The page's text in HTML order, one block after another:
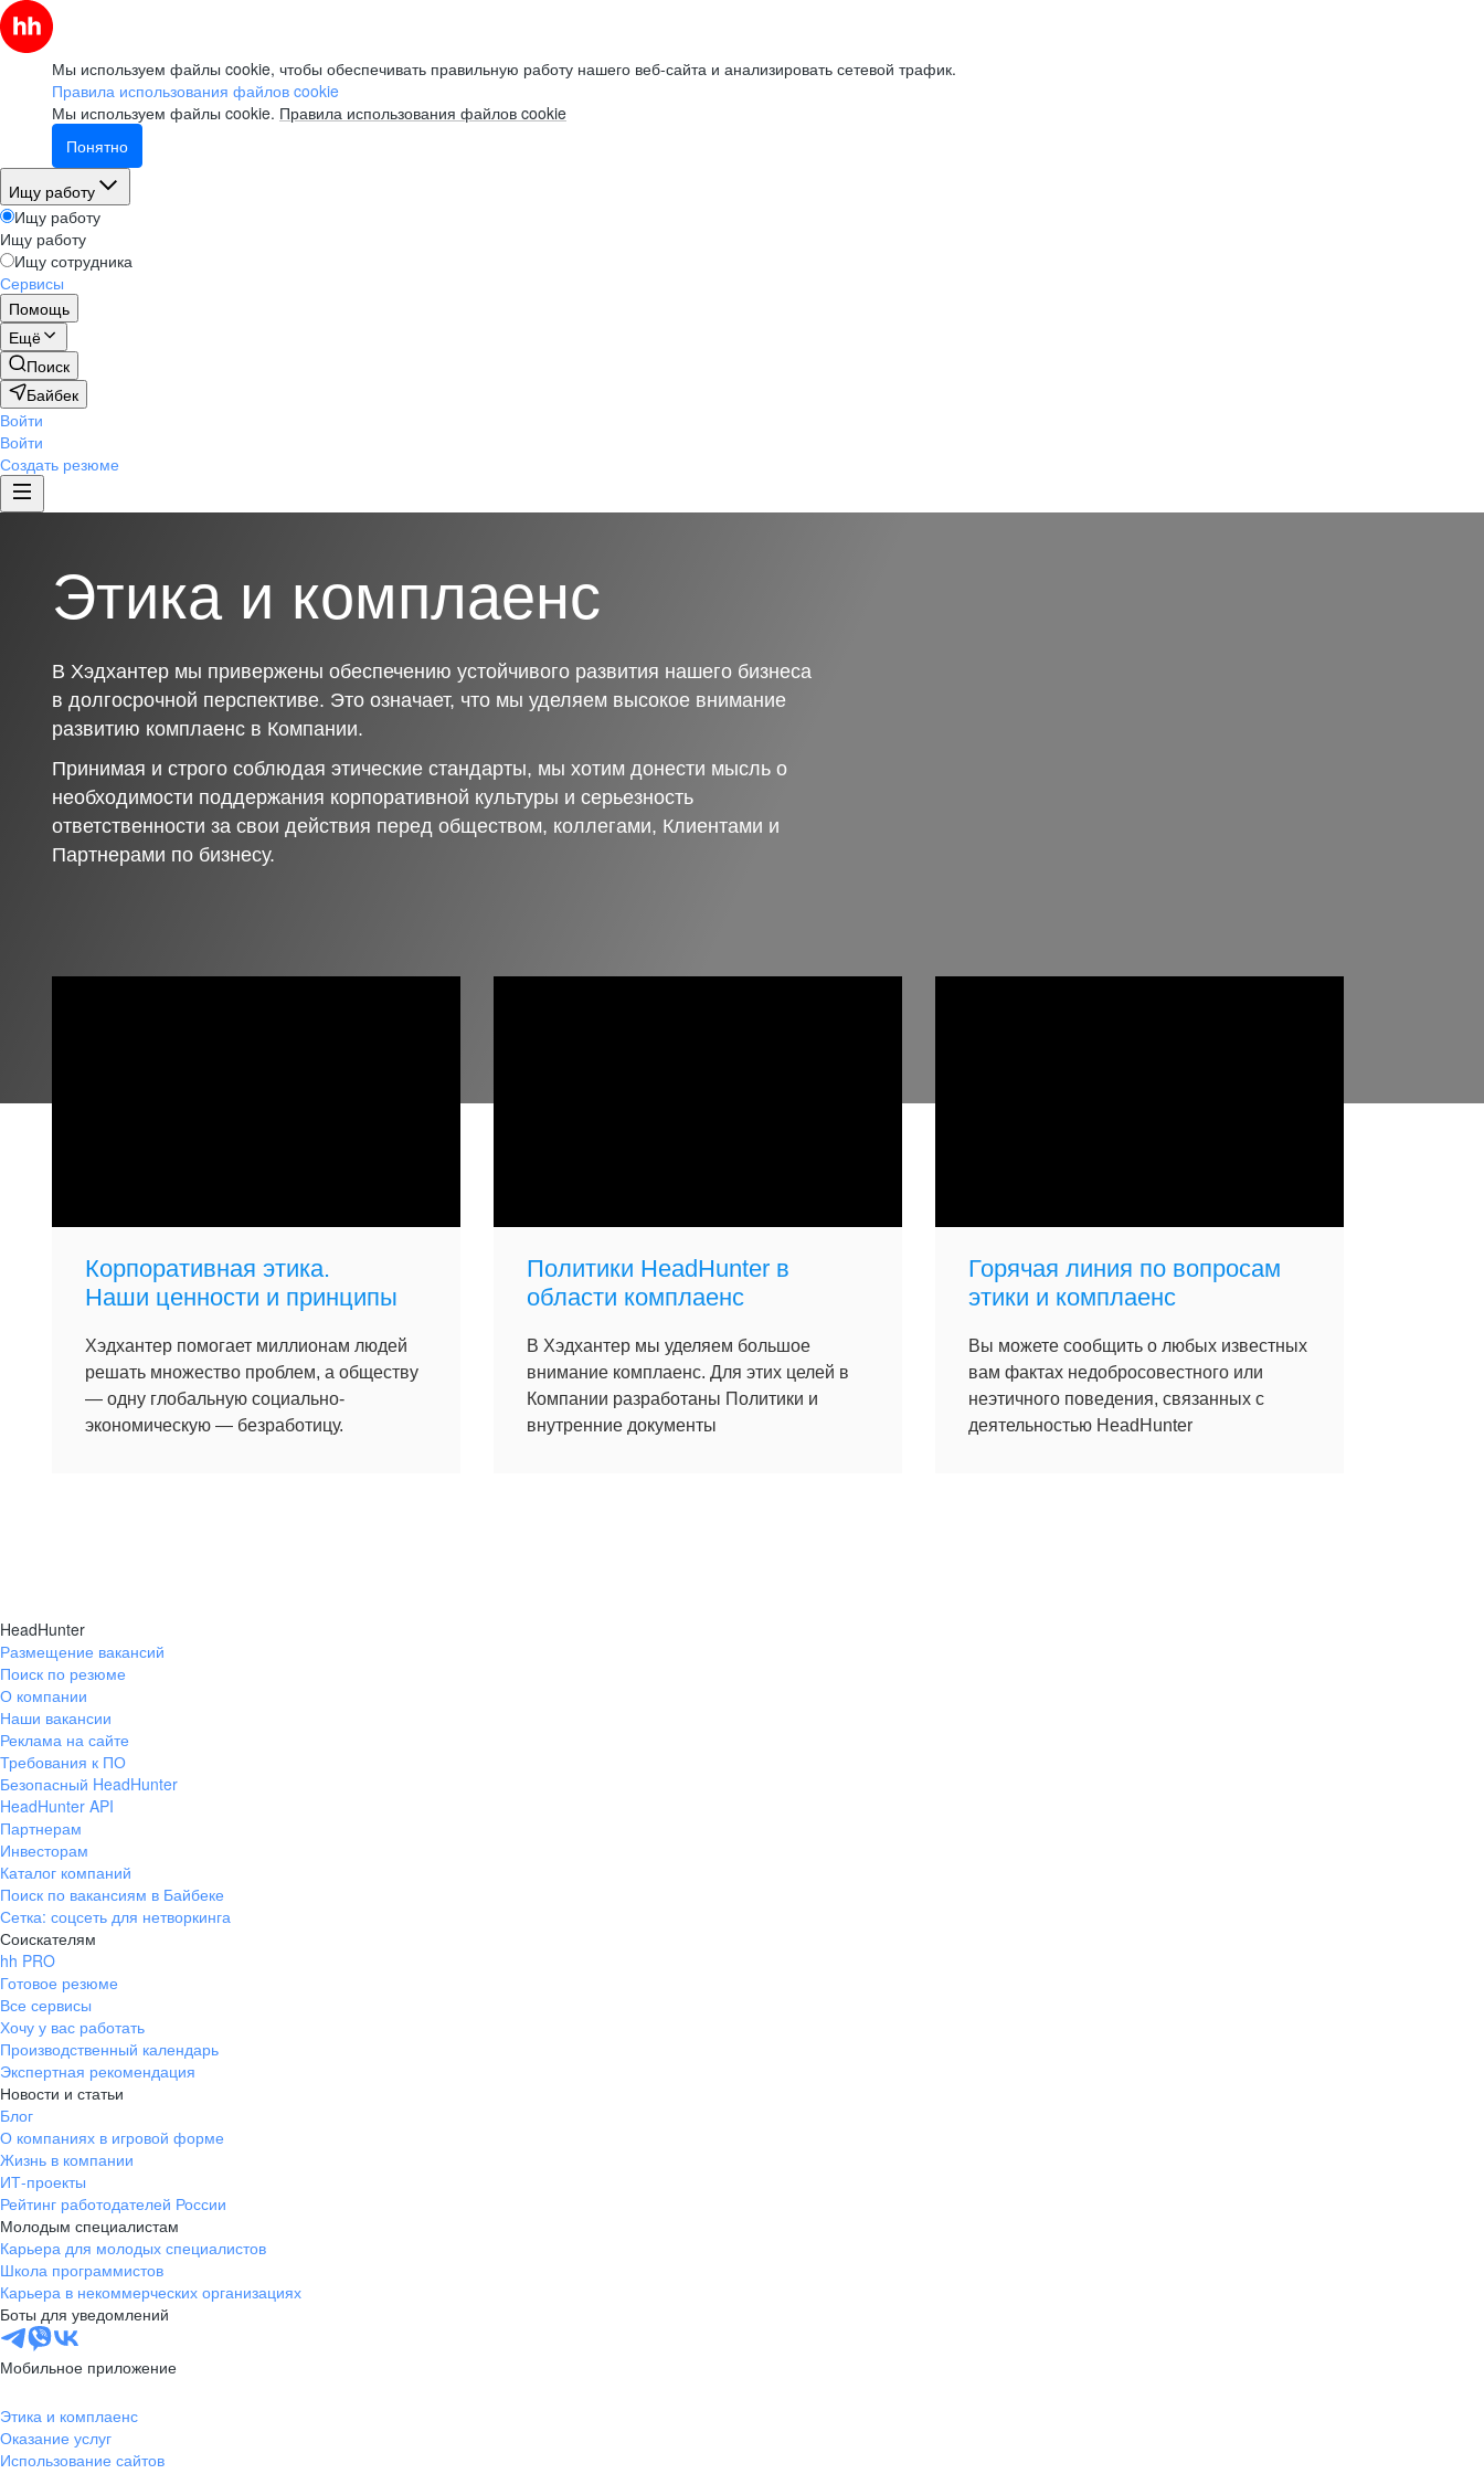
Мы используем файлы cookie, чтобы обеспечивать правильную работу нашего веб-сайта и анализировать сетевой трафик.
Правила использования файлов cookie
Мы используем файлы cookie. Правила использования файлов cookie
Понятно
Ищу работу
Ищу работу
Ищу работу
Ищу сотрудника
Сервисы
Помощь
Ещё
Поиск
Байбек
Войти
Войти
Создать резюме
Этика и комплаенс
В Хэдхантер мы привержены обеспечению устойчивого развития нашего бизнеса
в долгосрочной перспективе. Это означает, что мы уделяем высокое внимание
развитию комплаенс в Компании.
Принимая и строго соблюдая этические стандарты, мы хотим донести мысль о
необходимости поддержания корпоративной культуры и серьезность
ответственности за свои действия перед обществом, коллегами, Клиентами и
Партнерами по бизнесу.
Корпоративная этика.
Наши ценности и принципы
Хэдхантер помогает миллионам людей
решать множество проблем, а обществу
— одну глобальную социально-
экономическую — безработицу.
Политики HeadHunter в
области комплаенс
В Хэдхантер мы уделяем большое
внимание комплаенс. Для этих целей в
Компании разработаны Политики и
внутренние документы
Горячая линия по вопросам
этики и комплаенс
Вы можете сообщить о любых известных
вам фактах недобросовестного или
неэтичного поведения, связанных с
деятельностью HeadHunter
HeadHunter
Размещение вакансий
Поиск по резюме
О компании
Наши вакансии
Реклама на сайте
Требования к ПО
Безопасный HeadHunter
HeadHunter API
Партнерам
Инвесторам
Каталог компаний
Поиск по вакансиям в Байбеке
Сетка: соцсеть для нетворкинга
Соискателям
hh PRO
Готовое резюме
Все сервисы
Хочу у вас работать
Производственный календарь
Экспертная рекомендация
Новости и статьи
Блог
О компаниях в игровой форме
Жизнь в компании
ИТ-проекты
Рейтинг работодателей России
Молодым специалистам
Карьера для молодых специалистов
Школа программистов
Карьера в некоммерческих организациях
Боты для уведомлений
Мобильное приложение
Этика и комплаенс
Оказание услуг
Использование сайтов